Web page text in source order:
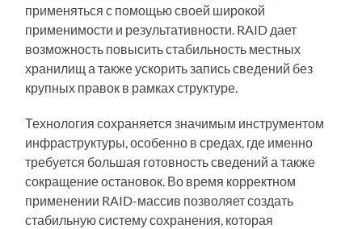
применяться с помощью своей широкой
применимости и результативности. RAID дает
возможность повысить стабильность местных
хранилищ а также ускорить запись сведений без
крупных правок в рамках структуре.
Технология сохраняется значимым инструментом
инфраструктуры, особенно в средах, где именно
требуется большая готовность сведений а также
сокращение остановок. Во время корректном
применении RAID-массив позволяет создать
стабильную систему сохранения, которая